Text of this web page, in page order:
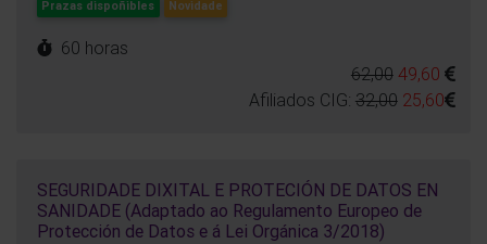
Prazas dispoñibles Novidade
60 horas
62,00 49,60
Afiliados CIG: 32,00 25,60
SEGURIDADE DIXITAL E PROTECIÓN DE DATOS EN
SANIDADE (Adaptado ao Regulamento Europeo de
Protección de Datos e á Lei Orgánica 3/2018)